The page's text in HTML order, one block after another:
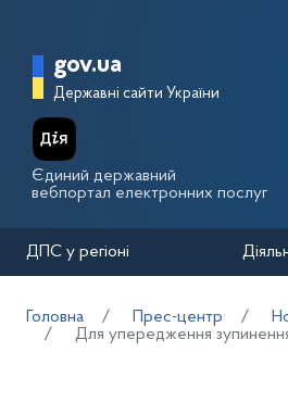
Головна
gov.ua
Державні сайти України
Єдиний державний
вебпортал електронних послуг
ДПС у регіоні
Головна Прес-центр
Для упередження